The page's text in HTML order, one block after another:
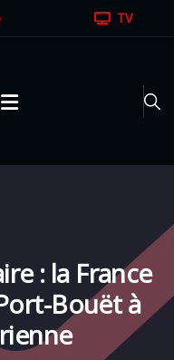
TV
: la France
Bouët à